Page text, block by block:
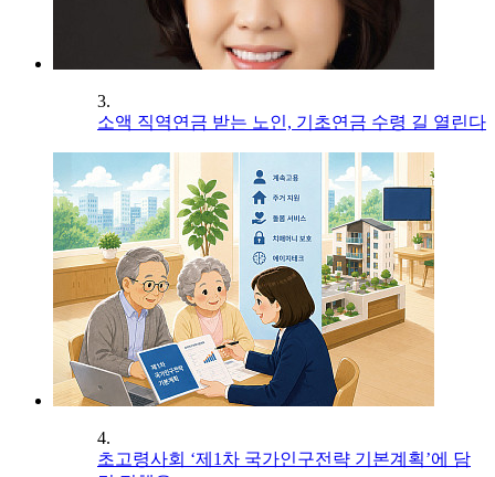
3.
소액 직역연금 받는 노인, 기초연금 수령 길 열린다
4.
초고령사회 ‘제1차 국가인구전략 기본계획’에 담